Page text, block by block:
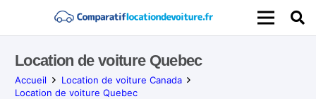
Location de voiture Quebec
Accueil
Location de voiture Canada
Location de voiture Quebec